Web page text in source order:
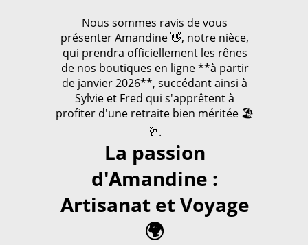
Nous sommes ravis de vous
présenter Amandine 👋, notre nièce,
qui prendra officiellement les rênes
de nos boutiques en ligne **à partir
de janvier 2026**, succédant ainsi à
Sylvie et Fred qui s'apprêtent à
profiter d'une retraite bien méritée 🏖️
🥂.
La passion
d'Amandine :
Artisanat et Voyage
🌍